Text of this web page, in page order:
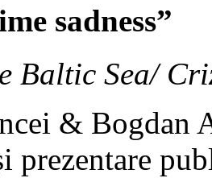
sadness”
Baltic Sea/
& Bogdan
prezentare